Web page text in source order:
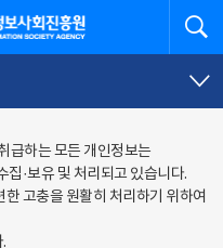
원
급하는 모든 개인정보는
·보유 및 처리되고 있습니다.
고충을 원활히 처리하기 위하여